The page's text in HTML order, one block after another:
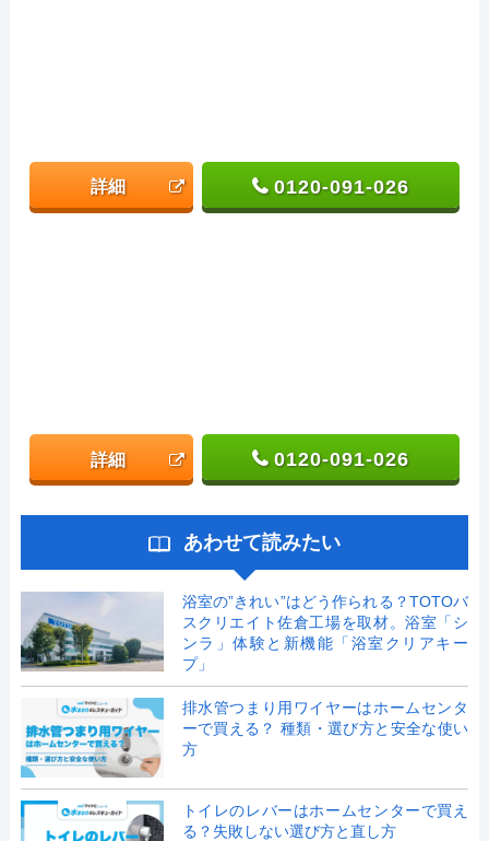
詳細 0120-091-026
詳細 0120-091-026
あわせて読みたい
浴室の”きれい”はどう作られる？TOTOバ
スクリエイト佐倉工場を取材。浴室「シ
ンラ」体験と新機能「浴室クリアキー
プ」
排水管つまり用ワイヤーはホームセンタ
ーで買える？ 種類・選び方と安全な使い
方
トイレのレバーはホームセンターで買え
る？失敗しない選び方と直し方